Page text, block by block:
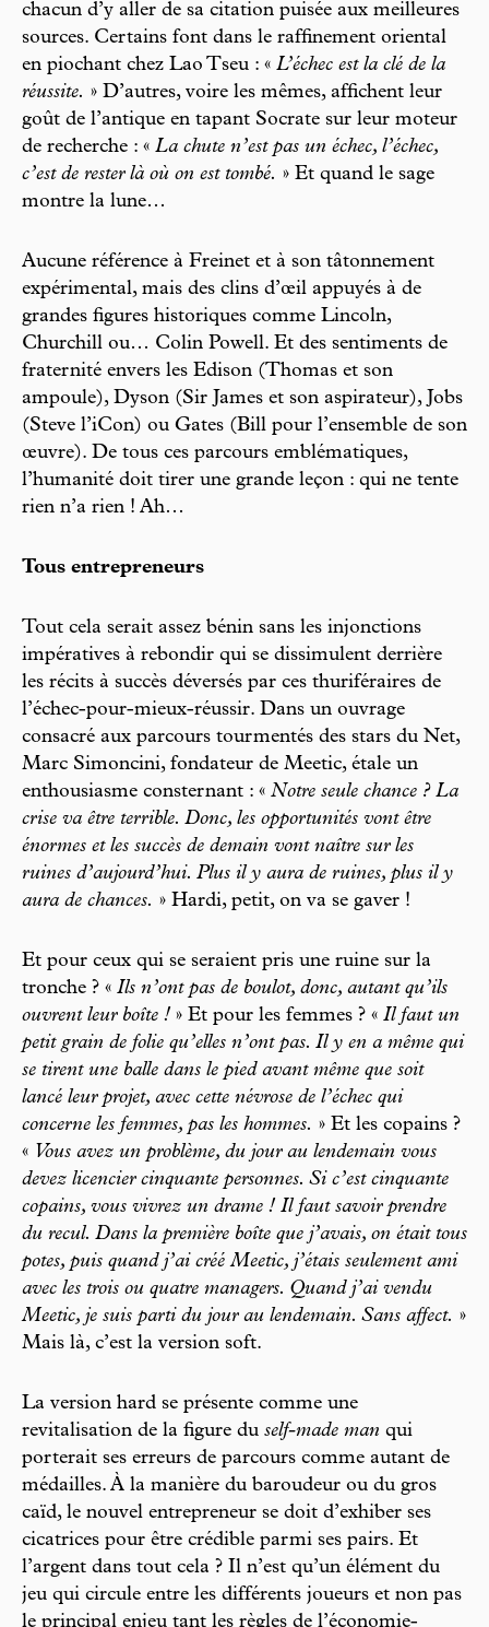
chacun d’y aller de sa citation puisée aux meilleures
sources. Certains font dans le raffinement oriental
en piochant chez Lao Tseu : « L’échec est la clé de la
réussite. » D’autres, voire les mêmes, affichent leur
goût de l’antique en tapant Socrate sur leur moteur
de recherche : « La chute n’est pas un échec, l’échec,
c’est de rester là où on est tombé. » Et quand le sage
montre la lune…
Aucune référence à Freinet et à son tâtonnement
expérimental, mais des clins d’œil appuyés à de
grandes figures historiques comme Lincoln,
Churchill ou… Colin Powell. Et des sentiments de
fraternité envers les Edison (Thomas et son
ampoule), Dyson (Sir James et son aspirateur), Jobs
(Steve l’iCon) ou Gates (Bill pour l’ensemble de son
œuvre). De tous ces parcours emblématiques,
l’humanité doit tirer une grande leçon : qui ne tente
rien n’a rien ! Ah…
Tous entrepreneurs
Tout cela serait assez bénin sans les injonctions
impératives à rebondir qui se dissimulent derrière
les récits à succès déversés par ces thuriféraires de
l’échec-pour-mieux-réussir. Dans un ouvrage
consacré aux parcours tourmentés des stars du Net,
Marc Simoncini, fondateur de Meetic, étale un
enthousiasme consternant : « Notre seule chance ? La
crise va être terrible. Donc, les opportunités vont être
énormes et les succès de demain vont naître sur les
ruines d’aujourd’hui. Plus il y aura de ruines, plus il y
aura de chances. » Hardi, petit, on va se gaver !
Et pour ceux qui se seraient pris une ruine sur la
tronche ? « Ils n’ont pas de boulot, donc, autant qu’ils
ouvrent leur boîte ! » Et pour les femmes ? « Il faut un
petit grain de folie qu’elles n’ont pas. Il y en a même qui
se tirent une balle dans le pied avant même que soit
lancé leur projet, avec cette névrose de l’échec qui
concerne les femmes, pas les hommes. » Et les copains ?
« Vous avez un problème, du jour au lendemain vous
devez licencier cinquante personnes. Si c’est cinquante
copains, vous vivrez un drame ! Il faut savoir prendre
du recul. Dans la première boîte que j’avais, on était tous
potes, puis quand j’ai créé Meetic, j’étais seulement ami
avec les trois ou quatre managers. Quand j’ai vendu
Meetic, je suis parti du jour au lendemain. Sans affect. »
Mais là, c’est la version soft.
La version hard se présente comme une
revitalisation de la figure du self-made man qui
porterait ses erreurs de parcours comme autant de
médailles. À la manière du baroudeur ou du gros
caïd, le nouvel entrepreneur se doit d’exhiber ses
cicatrices pour être crédible parmi ses pairs. Et
l’argent dans tout cela ? Il n’est qu’un élément du
jeu qui circule entre les différents joueurs et non pas